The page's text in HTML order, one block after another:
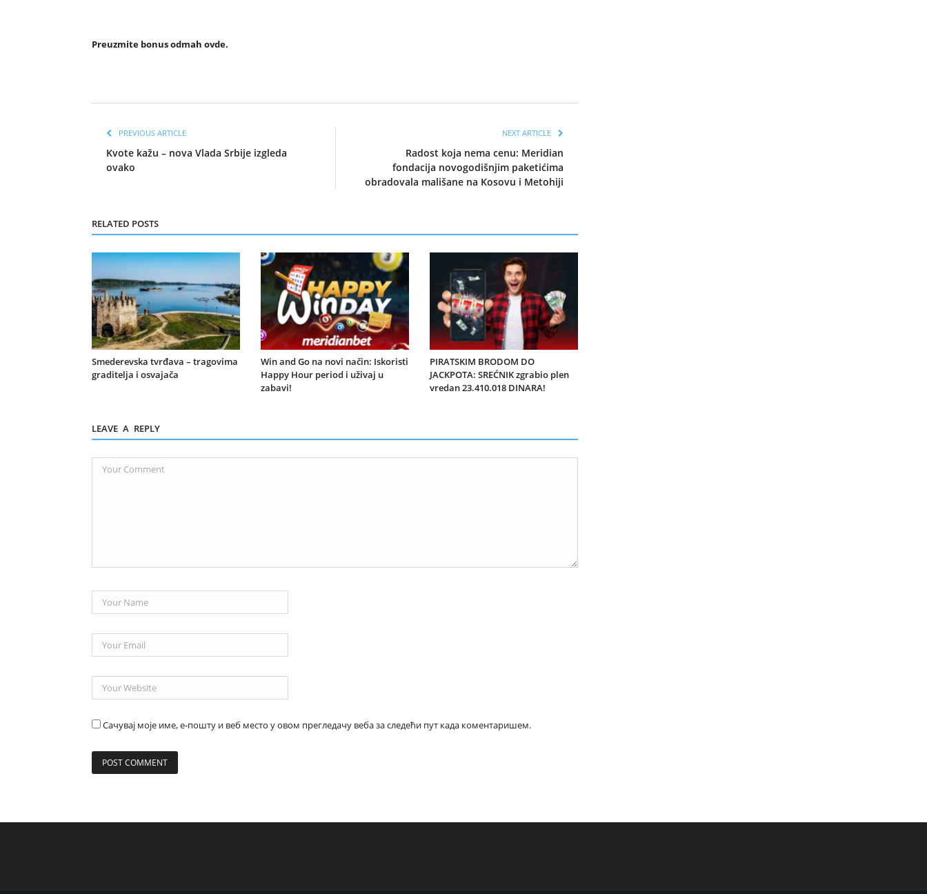
Preuzmite bonus odmah ovde.
PREVIOUS ARTICLE
Kvote kažu – nova Vlada Srbije izgleda
ovako
NEXT ARTICLE
Radost koja nema cenu: Meridian
fondacija novogodišnjim paketićima
obradovala mališane na Kosovu i Metohiji
RELATED POSTS
Smederevska tvrđava – tragovima
graditelja i osvajača
Win and Go na novi način: Iskoristi
Happy Hour period i uživaj u
zabavi!
PIRATSKIM BRODOM DO
JACKPOTA: SREĆNIK zgrabio plen
vredan 23.410.018 DINARA!
LEAVE A REPLY
Сачувај моје име, е-пошту и веб место у овом прегледачу веба за следећи пут када коментаришем.